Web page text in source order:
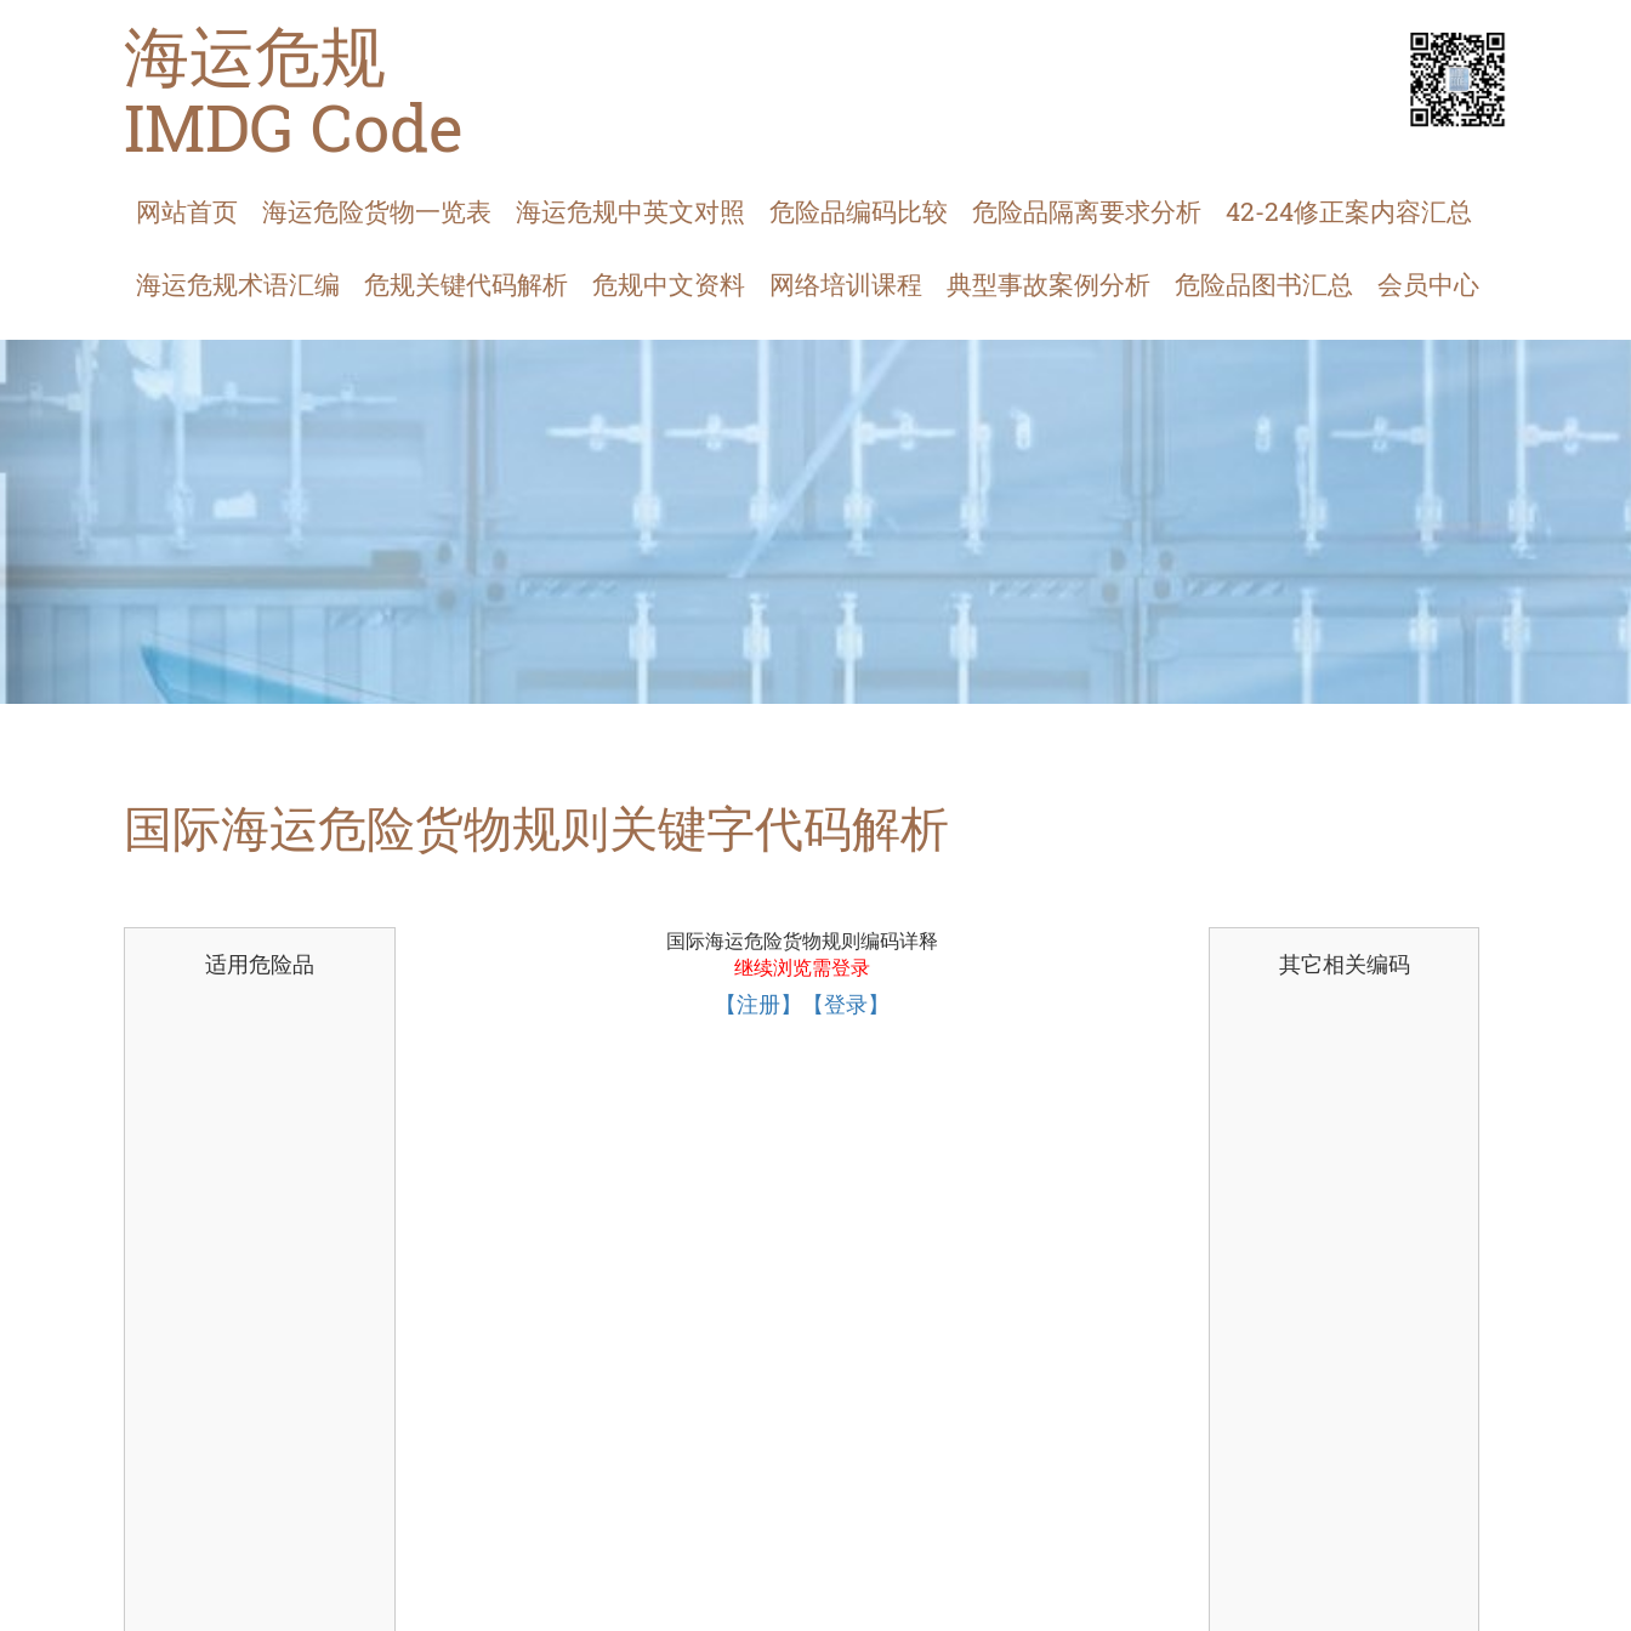
海运危规
IMDG Code
网站首页 海运危险货物一览表 海运危规中英文对照 危险品编码比较 危险品隔离要求分析 42-24修正案内容汇总
海运危规术语汇编 危规关键代码解析 危规中文资料 网络培训课程 典型事故案例分析 危险品图书汇总 会员中心
国际海运危险货物规则关键字代码解析
适用危险品
国际海运危险货物规则编码详释
继续浏览需登录
【注册】【登录】
其它相关编码